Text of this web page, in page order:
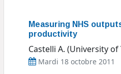
Measuring NHS
productivity
Castelli A. (University of
Mardi 18 octobre 2011